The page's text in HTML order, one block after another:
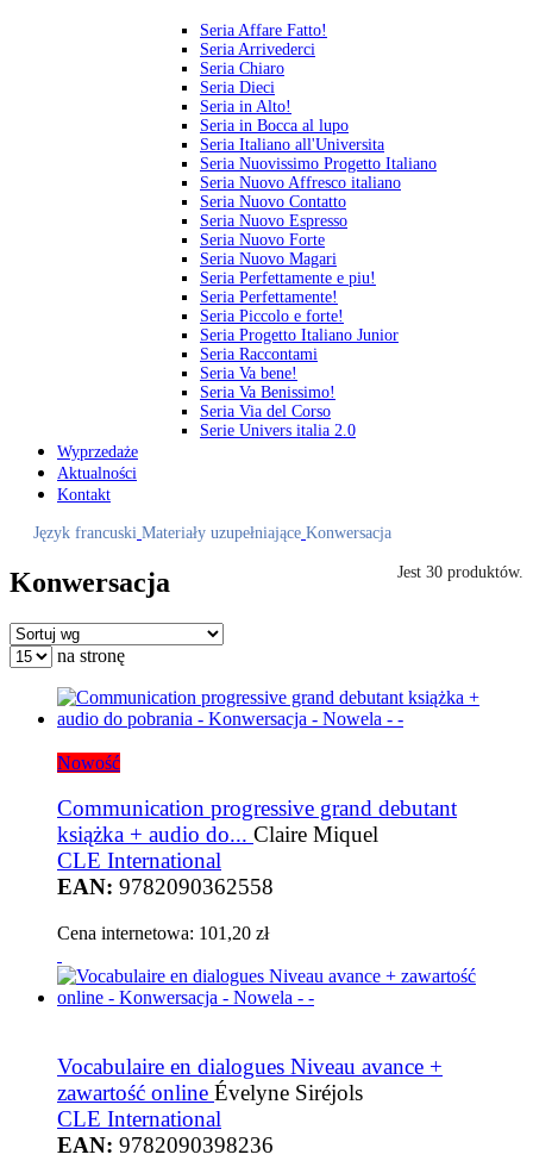
Seria Affare Fatto!
Seria Arrivederci
Seria Chiaro
Seria Dieci
Seria in Alto!
Seria in Bocca al lupo
Seria Italiano all'Universita
Seria Nuovissimo Progetto Italiano
Seria Nuovo Affresco italiano
Seria Nuovo Contatto
Seria Nuovo Espresso
Seria Nuovo Forte
Seria Nuovo Magari
Seria Perfettamente e piu!
Seria Perfettamente!
Seria Piccolo e forte!
Seria Progetto Italiano Junior
Seria Raccontami
Seria Va bene!
Seria Va Benissimo!
Seria Via del Corso
Serie Univers italia 2.0
Wyprzedaże
Aktualności
Kontakt
Język francuski Materiały uzupełniające Konwersacja
Konwersacja Jest 30 produktów.
na stronę
Nowość
Communication progressive grand debutant
książka + audio do... Claire Miquel
CLE International
EAN: 9782090362558
Cena internetowa: 101,20 zł
Vocabulaire en dialogues Niveau avance +
zawartość online Évelyne Siréjols
CLE International
EAN: 9782090398236